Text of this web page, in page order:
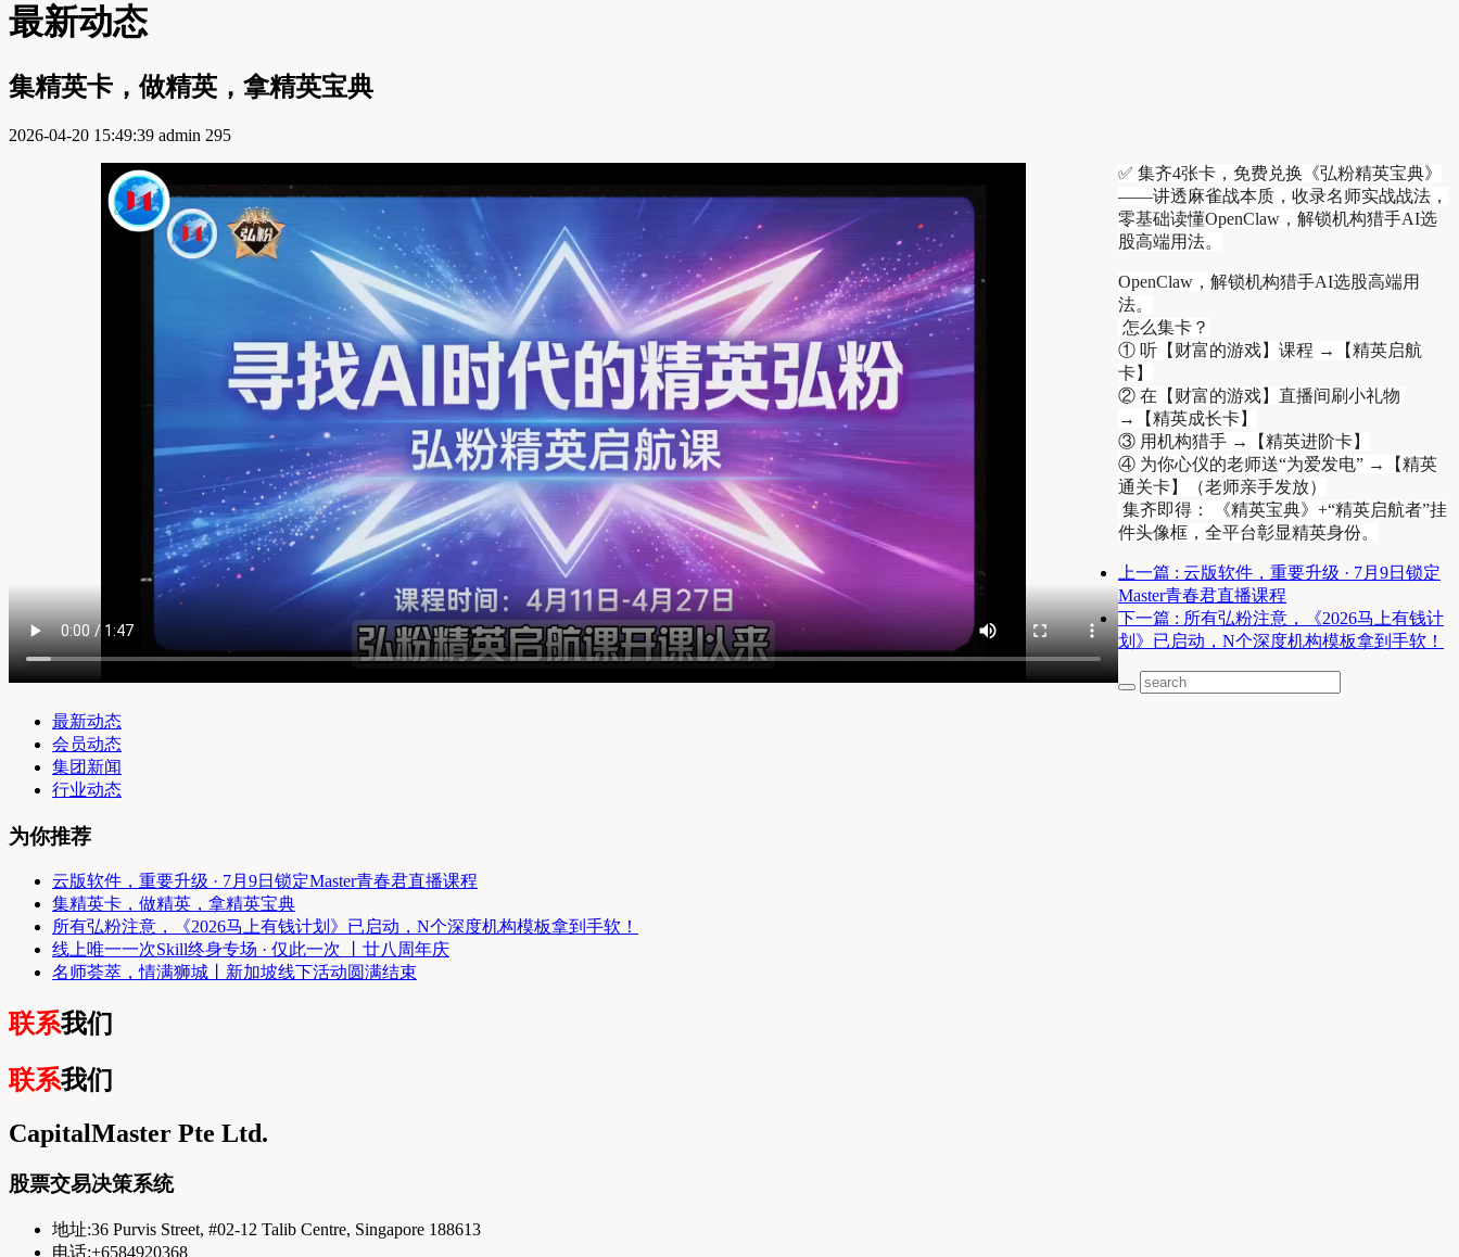
最新动态
集精英卡，做精英，拿精英宝典
2026-04-20 15:49:39 admin 295
✅ 集齐4张卡，免费兑换《弘粉精英宝典》
——讲透麻雀战本质，收录名师实战战法，
零基础读懂OpenClaw，解锁机构猎手AI选
股高端用法。
OpenClaw，解锁机构猎手AI选股高端用
法。
怎么集卡？
① 听【财富的游戏】课程 →【精英启航
卡】
② 在【财富的游戏】直播间刷小礼物
→【精英成长卡】
③ 用机构猎手 →【精英进阶卡】
④ 为你心仪的老师送“为爱发电” →【精英
通关卡】（老师亲手发放）
件头像框，全平台彰显精英身份。
上一篇 : 云版软件，重要升级 · 7月9日锁定
Master青春君直播课程
下一篇 : 所有弘粉注意，《2026马上有钱计
划》已启动，N个深度机构模板拿到手软！
最新动态
会员动态
集团新闻
行业动态
为你推荐
云版软件，重要升级 · 7月9日锁定Master青春君直播课程
集精英卡，做精英，拿精英宝典
所有弘粉注意，《2026马上有钱计划》已启动，N个深度机构模板拿到手软！
线上唯一一次Skill终身专场 · 仅此一次 丨廿八周年庆
名师荟萃，情满狮城丨新加坡线下活动圆满结束
联系我们
联系我们
CapitalMaster Pte Ltd.
股票交易决策系统
地址:36 Purvis Street, #02-12 Talib Centre, Singapore 188613
电话:+6584920368